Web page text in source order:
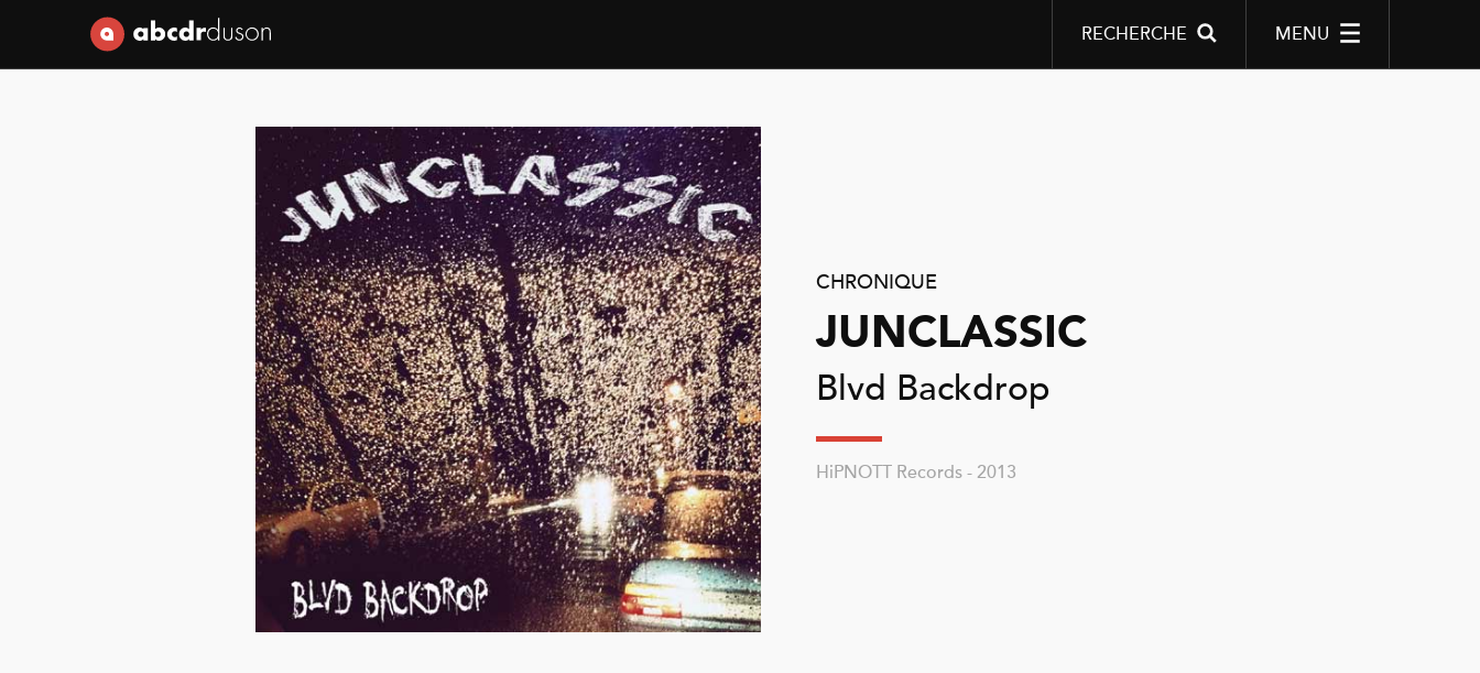
MENU
RECHERCHE
Abcdr du Son
CHRONIQUE
JUNCLASSIC
Blvd Backdrop
HiPNOTT Records - 2013